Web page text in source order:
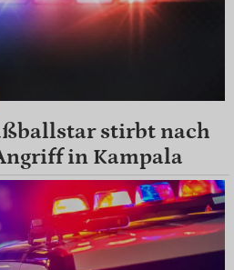
stirbt nach
in Kampala